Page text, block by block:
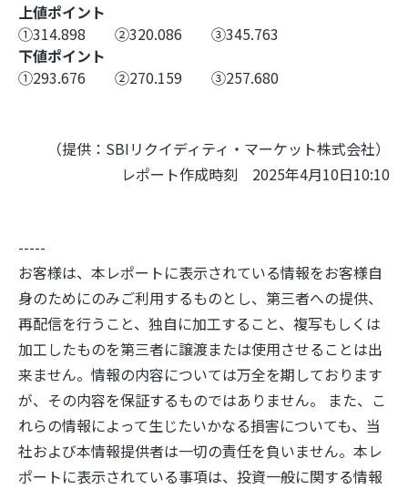
上値ポイント
➀314.898 ②320.086 ③345.763
下値ポイント
➀293.676 ②270.159 ③257.680
（提供：SBIリクイディティ・マーケット株式会社）
レポート作成時刻 2025年4月10日10:10
-----
お客様は、本レポートに表示されている情報をお客様自
身のためにのみご利用するものとし、第三者への提供、
再配信を行うこと、独自に加工すること、複写もしくは
加工したものを第三者に譲渡または使用させることは出
来ません。情報の内容については万全を期しております
が、その内容を保証するものではありません。 また、こ
れらの情報によって生じたいかなる損害についても、当
社および本情報提供者は一切の責任を負いません。本レ
ポートに表示されている事項は、投資一般に関する情報